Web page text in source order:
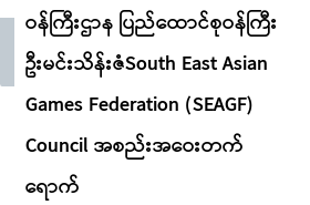
ဝန်ကြီးဌာန ပြည်ထောင်စုဝန်ကြီး
ဦးမင်းသိန်းဇံSouth East Asian
Games Federation (SEAGF)
Council အစည်းအဝေးတက်
ရောက်